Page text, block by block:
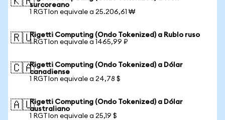
surcoreano
1 RGTIon equivale a 25.206,61 ₩
🇷🇺Rigetti Computing (Ondo Tokenized) a Rublo ruso
1 RGTIon equivale a 1465,99 ₽
🇨🇦Rigetti Computing (Ondo Tokenized) a Dólar
canadiense
1 RGTIon equivale a 24,78 $
🇦🇺Rigetti Computing (Ondo Tokenized) a Dólar
australiano
1 RGTIon equivale a 25,19 $